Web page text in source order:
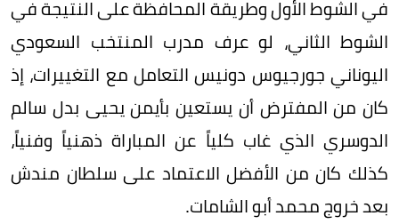
في الشوط الأول وطريقة المحافظة على النتيجة في
الشوط الثاني، لو عرف مدرب المنتخب السعودي
اليوناني جورجيوس دونيس التعامل مع التغييرات، إذ
كان من المفترض أن يستعين بأيمن يحيى بدل سالم
الدوسري الذي غاب كلياً عن المباراة ذهنياً وفنياً،
كذلك كان من الأفضل الاعتماد على سلطان مندش
بعد خروج محمد أبو الشامات.